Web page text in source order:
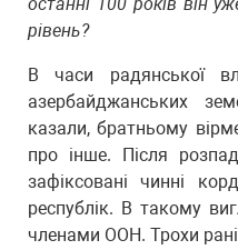
рівень?
В часи радянської
азербайджанських
казали, братньому
про інше. Після
зафіксовані чинні
республік. В такому
членами ООН. Трохи